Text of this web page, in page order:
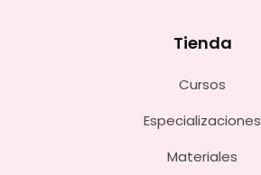
Tienda
Cursos
Especializaciones
Materiales